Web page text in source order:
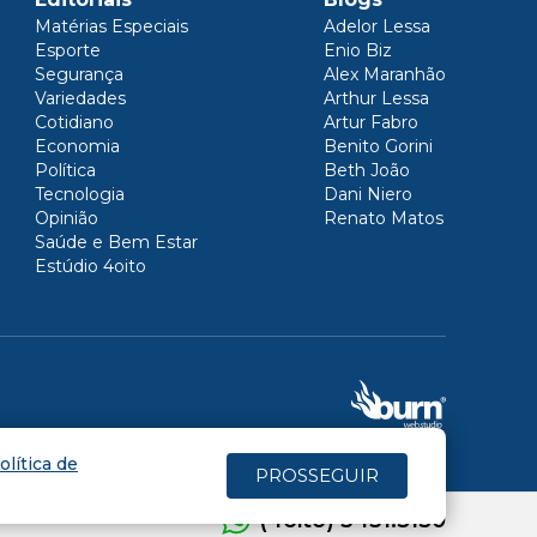
Matérias Especiais
Esporte
Segurança
Variedades
Cotidiano
Economia
Política
Tecnologia
Opinião
Saúde e Bem Estar
Estúdio 4oito
Adelor Lessa
Enio Biz
Alex Maranhão
Arthur Lessa
Artur Fabro
Benito Gorini
Beth João
Dani Niero
Renato Matos
(4oito) 3431.5150
de
PROSSEGUIR